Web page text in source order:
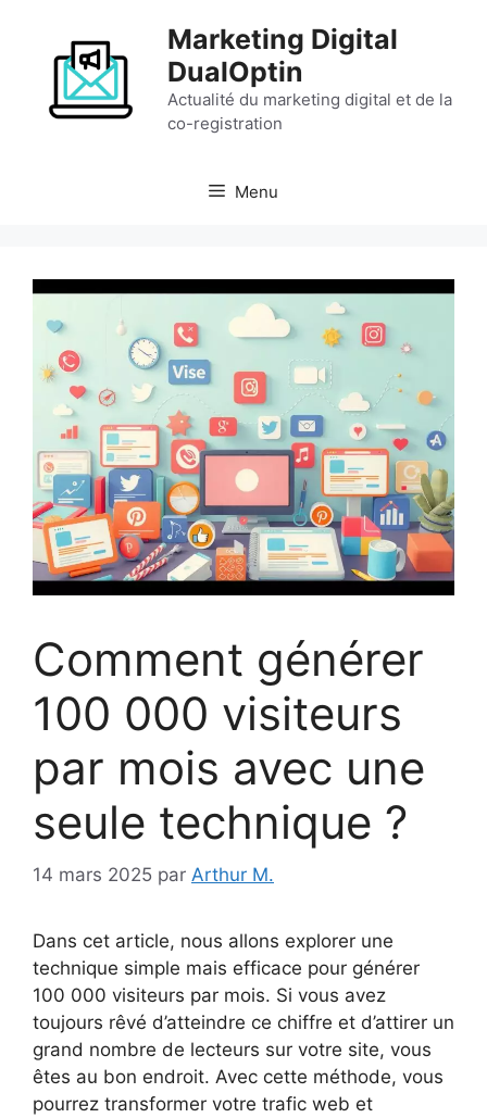
contenu
Marketing Digital
DualOptin
Actualité du marketing digital et de la
co-registration
Menu
Comment générer
100 000 visiteurs
par mois avec une
seule technique ?
14 mars 2025 par Arthur M.
Dans cet article, nous allons explorer une
technique simple mais efficace pour générer
100 000 visiteurs par mois. Si vous avez
toujours rêvé d’atteindre ce chiffre et d’attirer un
grand nombre de lecteurs sur votre site, vous
êtes au bon endroit. Avec cette méthode, vous
pourrez transformer votre trafic web et